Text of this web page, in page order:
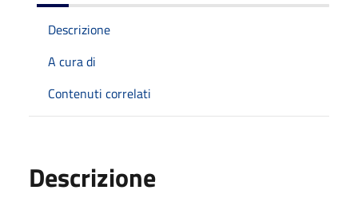
Descrizione
A cura di
Contenuti correlati
Descrizione